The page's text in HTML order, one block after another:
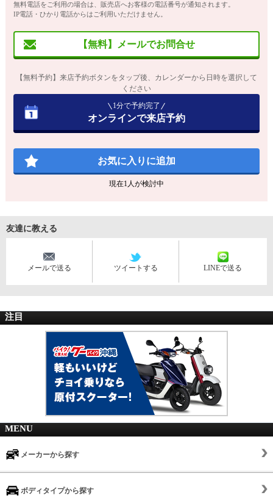
無料電話をご利用の場合は、販売店へお客様の電話番号が通知されます。
IP電話・ひかり電話からはご利用いただけません。
【無料】メールでお問合せ
【無料予約】来店予約ボタンをタップ後、カレンダーから日時を選択して
ください
1分で予約完了
オンラインで来店予約
お気に入りに追加
現在1人が検討中
友達に教える
メールで送る ツイートする LINEで送る
注目
MENU
メーカーから探す
ボディタイプから探す